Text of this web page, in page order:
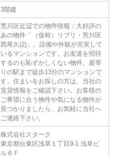
3階建
荒川区近辺での物件情報：大好評の
あの物件「（仮称）リブリ・荒川区
西尾久(2)」。設備や外観が充実して
いるマンションです。お友達を招待
するのも恥ずかしくない物件。最寄
りの駅まで徒歩13分のマンションで
す。住まいをお探しの方は、当社の
賃貸情報をご確認下さい。お客様の
ご希望に合う物件や気になる物件が
見つかりましたら、お気軽に当社へ
ご連絡下さい。
株式会社スターク
東京都台東区浅草１丁目9-1 浅草ビ
ル６Ｆ